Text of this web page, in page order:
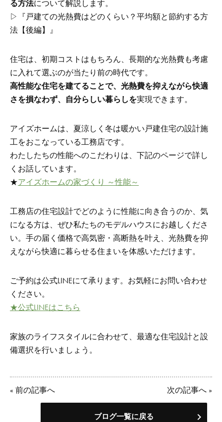
る方法について解説します。
▷『戸建ての光熱費はどのくらい？平均額と節約する方
法【後編】』
住宅は、初期コストはもちろん、長期的な光熱費も考慮
に入れて選ぶのが当たり前の時代です。
高性能な住宅を建てることで、光熱費を抑えながら快適
さを損なわず、自分らしい暮らしを実現できます。
アイズホームは、夏涼しく冬は暖かい戸建住宅の設計施
工をおこなっている工務店です。
わたしたちの性能へのこだわりは、下記のページで詳し
くお話しています。
★アイズホームの家づくり ～性能～
工務店の住宅設計でどのように性能に向き合うのか、気
になる方は、ぜひ私たちのモデルハウスにお越しくださ
い。手の届く 価格で高気密・高断熱を叶え、光熱費を抑
えながら快適に暮らせる住まいを体感いただけます。
ご予約は公式LINEにて承ります。お気軽にお問い合わせ
ください。
★公式LINEはこちら
家族のライフスタイルに合わせて、最適な住宅設計と設
備選択を行いましょう。
« 前の記事へ 次の記事へ »
ブログ一覧に戻る